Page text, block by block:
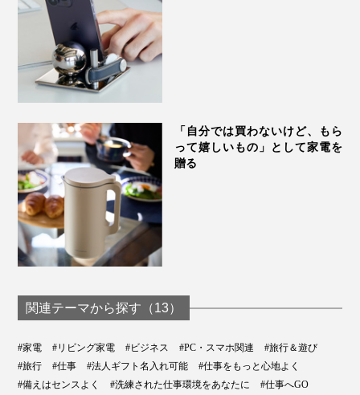
「自分では買わないけど、もら
って嬉しいもの」として家電を
贈る
関連テーマから探す（13）
#家電 #リビング家電 #ビジネス #PC・スマホ関連
#旅行＆遊び
#旅行
#仕事 #法人ギフト名入れ可能
#仕事をもっと心地よく
#備えはセンスよく
#洗練された仕事環境をあなたに
#仕事へGO